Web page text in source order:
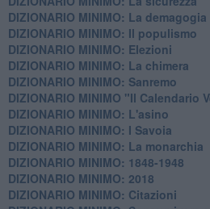
DIZIONARIO MINIMO: La demagogia
DIZIONARIO MINIMO: Il populismo
DIZIONARIO MINIMO: Elezioni
DIZIONARIO MINIMO: La chimera
DIZIONARIO MINIMO: Sanremo
DIZIONARIO MINIMO "Il Calendario
DIZIONARIO MINIMO: L'asino
DIZIONARIO MINIMO: I Savoia
DIZIONARIO MINIMO: La monarchia
DIZIONARIO MINIMO: 1848-1948
DIZIONARIO MINIMO: 2018
DIZIONARIO MINIMO: Citazioni